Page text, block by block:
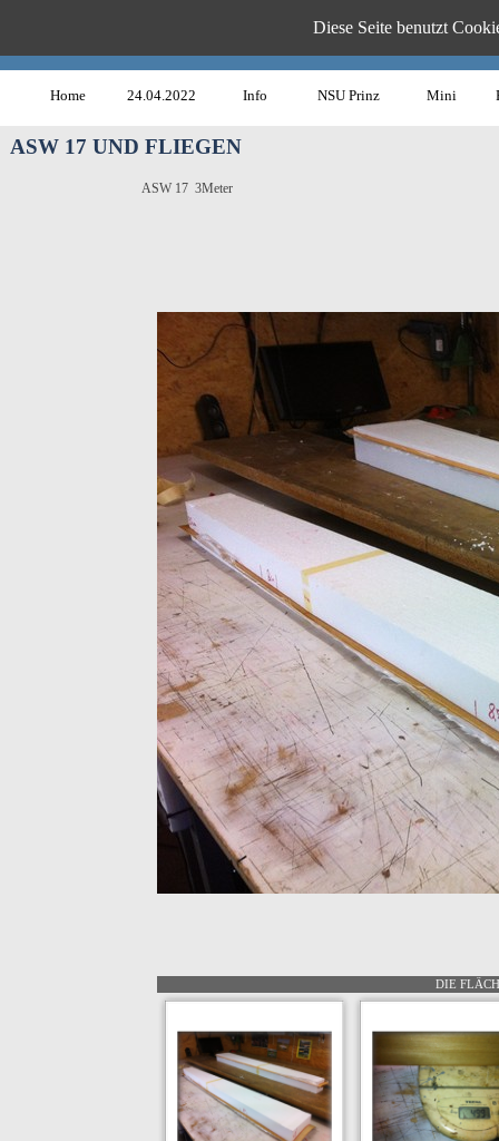
Diese Seite benutzt
Home 24.04.2022 Info NSU Prinz Mini
ASW 17 UND FLIEGEN
ASW 17 3Meter
DIE